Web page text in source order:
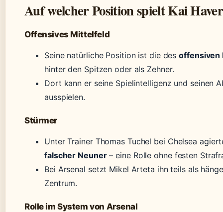
Auf welcher Position spielt Kai
Offensives Mittelfeld
Seine natürliche Position ist die desoffensiven
hinter den Spitzen oder als Zehner.
Dort kann er seine Spielintelligenz und seinen
ausspielen.
Stürmer
Unter Trainer Thomas Tuchel bei Chelsea
falscher Neuner– eine Rolle ohne festen
Bei Arsenal setzt Mikel Arteta ihn teils als
Zentrum.
Rolle im System von Arsenal